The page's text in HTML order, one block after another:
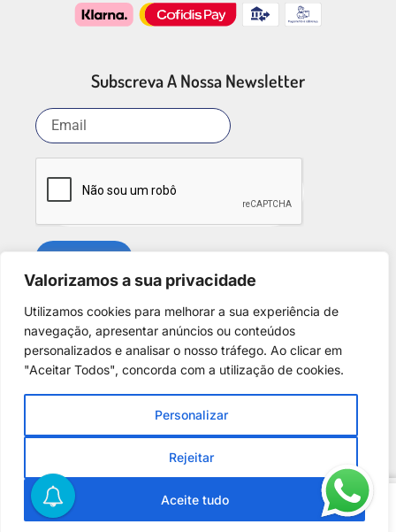
Valorizamos a sua privacidade
Utilizamos cookies para melhorar a sua experiência de
navegação, apresentar anúncios ou conteúdos
personalizados e analisar o nosso tráfego. Ao clicar em
"Aceitar Todos", concorda com a utilização de cookies.
Personalizar
Rejeitar
Aceite tudo
Subscreva A Nossa Newsletter
Redes Sociais
Copyright © 2025. Desenvolvido porPhantom Digital.
Todos os direitos reservados para
Centro de Arbitragem de Conflitos de Consumo de Lisboa
Adicionar Comprar Agora
Home Loja Conta Favoritos Pesquisar